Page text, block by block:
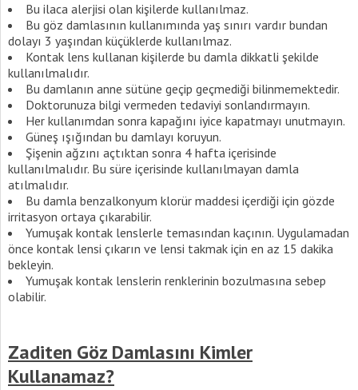
Bu ilaca alerjisi olan kişilerde kullanılmaz.
Bu göz damlasının kullanımında yaş sınırı vardır bundan
dolayı 3 yaşından küçüklerde kullanılmaz.
Kontak lens kullanan kişilerde bu damla dikkatli şekilde
kullanılmalıdır.
Bu damlanın anne sütüne geçip geçmediği bilinmemektedir.
Doktorunuza bilgi vermeden tedaviyi sonlandırmayın.
Her kullanımdan sonra kapağını iyice kapatmayı unutmayın.
Güneş ışığından bu damlayı koruyun.
Şişenin ağzını açtıktan sonra 4 hafta içerisinde
kullanılmalıdır. Bu süre içerisinde kullanılmayan damla
atılmalıdır.
Bu damla benzalkonyum klorür maddesi içerdiği için gözde
irritasyon ortaya çıkarabilir.
Yumuşak kontak lenslerle temasından kaçının. Uygulamadan
önce kontak lensi çıkarın ve lensi takmak için en az 15 dakika
bekleyin.
Yumuşak kontak lenslerin renklerinin bozulmasına sebep
olabilir.
Zaditen Göz Damlasını Kimler
Kullanamaz?